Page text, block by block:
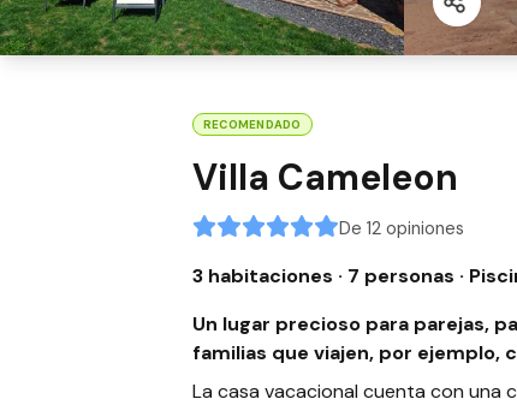
RECOMENDADO
Villa Cameleon
De 12 opiniones
3 habitaciones · 7 personas ·
Un lugar precioso para parejas,
familias que viajen, por ejemplo,
La casa vacacional cuenta con una